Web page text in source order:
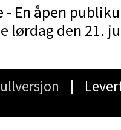
- En åpen
lørdag den 21.
∣